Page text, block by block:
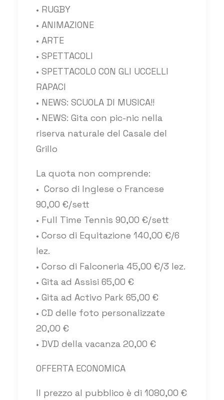
• RUGBY
• ANIMAZIONE
• ARTE
• SPETTACOLI
• SPETTACOLO CON GLI UCCELLI
RAPACI
• NEWS: SCUOLA DI MUSICA!!
• NEWS: Gita con pic-nic nella
riserva naturale del Casale del
Grillo
La quota non comprende:
• Corso di Inglese o Francese
90,00 €/sett
• Full Time Tennis 90,00 €/sett
• Corso di Equitazione 140,00 €/6
lez.
• Corso di Falconeria 45,00 €/3 lez.
• Gita ad Assisi 65,00 €
• Gita ad Activo Park 65,00 €
• CD delle foto personalizzate
20,00 €
• DVD della vacanza 20,00 €
OFFERTA ECONOMICA
Il prezzo al pubblico è di 1080,00 €